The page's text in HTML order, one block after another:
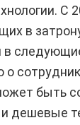
С
в
в
о
быть
дешевые